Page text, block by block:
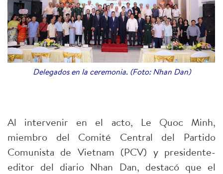
Delegados en la ceremonia. (Foto: Nhan Dan)
Al intervenir en el acto, Le Quoc Minh,
miembro del Comité Central del Partido
Comunista de Vietnam (PCV) y presidente-
editor del diario Nhan Dan, destacó que el